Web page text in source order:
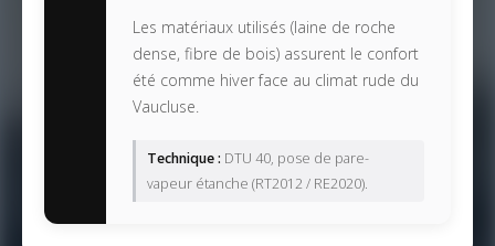
Les matériaux utilisés (laine de roche
dense, fibre de bois) assurent le confort
été comme hiver face au climat rude du
Vaucluse.
Technique : DTU 40, pose de pare-
vapeur étanche (RT2012 / RE2020).